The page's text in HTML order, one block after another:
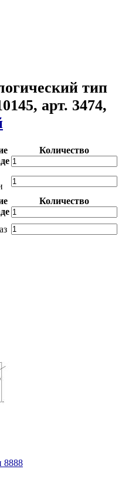
тип
арт. 3474,
Количество
Количество
8888